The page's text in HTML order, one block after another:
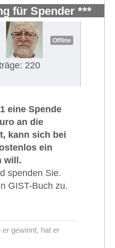
für Spender ***
Offline
220
eine Spende
an die
kann sich bei
ein
will.
spenden Sie.
GIST-Buch zu.
er gewinnt, hat er